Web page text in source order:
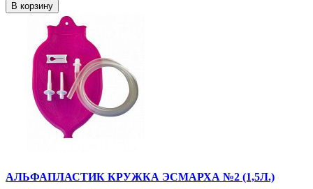
В корзину
АЛЬФАПЛАСТИК КРУЖКА ЭСМАРХА №2 (1,5Л.)